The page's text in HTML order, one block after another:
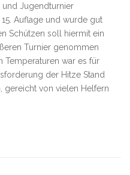
und Jugendturnier
Auflage und wurde gut
Schützen soll hiermit ein
Turnier genommen
Temperaturen war es für
der Hitze Stand
gereicht von vielen Helfern